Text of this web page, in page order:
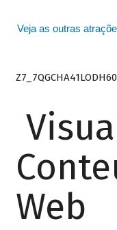
Veja as outras
Web